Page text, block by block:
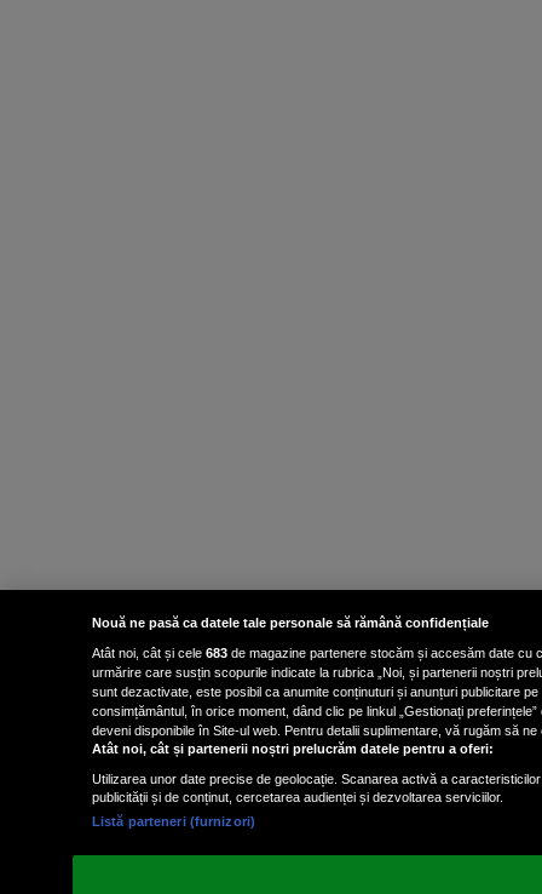
Nouă ne pasă ca datele tale personale să rămână confidențiale
Atât noi, cât și cele 683 de magazine partenere stocăm și accesăm date cu
urmărire care susțin scopurile indicate la rubrica „Noi, și partenerii noștri
sunt dezactivate, este posibil ca anumite conținuturi și anunțuri publicitare
consimțământul, în orice moment, dând clic pe linkul „Gestionați
deveni disponibile în Site-ul web. Pentru detalii suplimentare, vă rugăm să
Atât noi, cât și partenerii noștri prelucrăm datele pentru a oferi:
Utilizarea unor date precise de geolocație. Scanarea activă a
publicității și de conținut, cercetarea audienței și dezvoltarea serviciilor.
Listă parteneri (furnizori)